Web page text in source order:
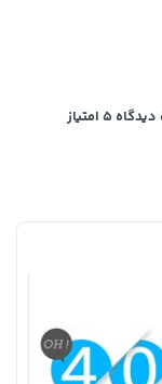
با ثبت دیدگاه 5 امتیاز